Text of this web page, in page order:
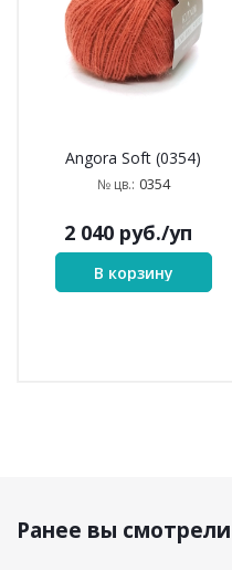
Angora Soft (0354)
№ цв.: 0354
2 040руб./уп
В корзину
Ранее вы смотрели